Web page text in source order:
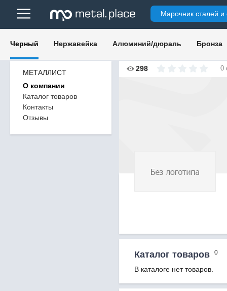
Марочник сталей и
Черный Нержавейка Алюминий/дюраль Бронза
МЕТАЛЛИСТ
О компании
Каталог товаров
Контакты
Отзывы
298 0
Каталог товаров 0
В каталоге нет товаров.